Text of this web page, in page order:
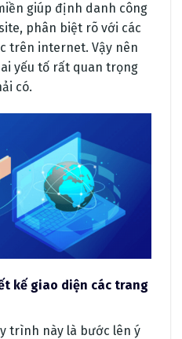
giúp định danh công
phân biệt rõ với các
trên internet. Vậy nên
yếu tố rất quan trọng
có.
kế giao diện các trang
trình này là bước lên ý